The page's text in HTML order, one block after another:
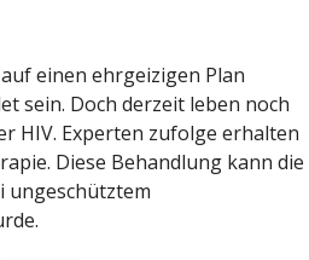
einen ehrgeizigen Plan
sein. Doch derzeit leben noch
HIV. Experten zufolge erhalten
Diese Behandlung kann die
ungeschütztem